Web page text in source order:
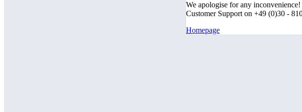
We apologise for any
Customer Support on +49 (0)30 -
Homepage